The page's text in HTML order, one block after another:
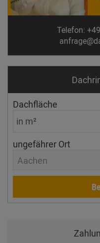
Telefon:
Dachfläche
ungefährer Ort
Aachen